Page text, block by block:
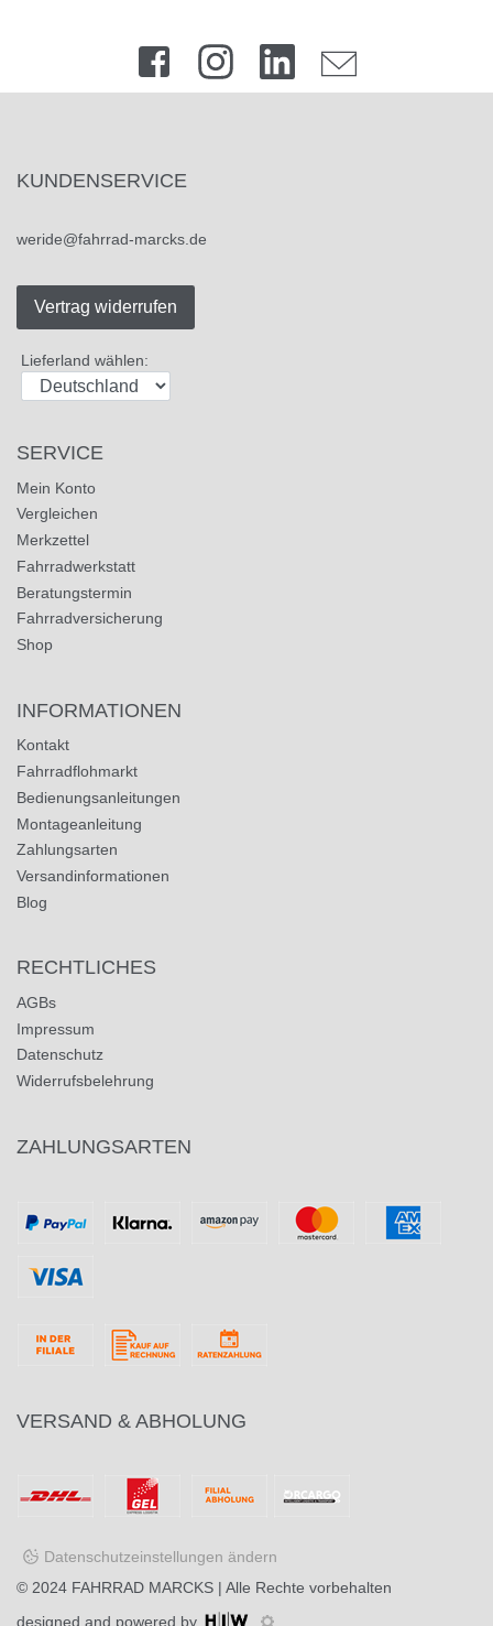
KUNDENSERVICE
weride@fahrrad-marcks.de
Vertrag widerrufen
Lieferland wählen:
SERVICE
Mein Konto
Vergleichen
Merkzettel
Fahrradwerkstatt
Beratungstermin
Fahrradversicherung
Shop
INFORMATIONEN
Kontakt
Fahrradflohmarkt
Bedienungsanleitungen
Montageanleitung
Zahlungsarten
Versandinformationen
Blog
RECHTLICHES
AGBs
Impressum
Datenschutz
Widerrufsbelehrung
ZAHLUNGSARTEN
VERSAND & ABHOLUNG
Datenschutzeinstellungen ändern
© 2024 FAHRRAD MARCKS | Alle Rechte vorbehalten
designed and powered by